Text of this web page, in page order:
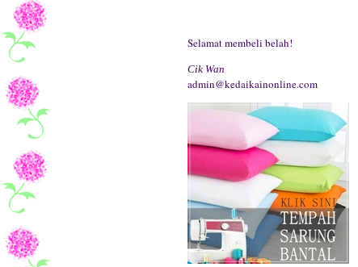
Selamat membeli belah!
Cik Wan
admin@kedaikainonline.com